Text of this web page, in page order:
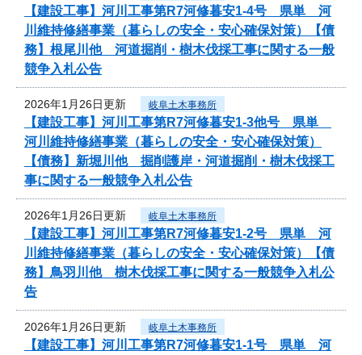
【建設工事】河川工事第R7河修暮安1-4号 県単 河
川維持修繕事業（暮らしの安全・安心確保対策）【債
務】根尾川他 河道掘削・樹木伐採工事に関する一般
競争入札公告
2026年1月26日更新 岐阜土木事務所
【建設工事】河川工事第R7河修暮安1-3他号 県単
河川維持修繕事業（暮らしの安全・安心確保対策）
【債務】新堀川他 掘削護岸・河道掘削・樹木伐採工
事に関する一般競争入札公告
2026年1月26日更新 岐阜土木事務所
【建設工事】河川工事第R7河修暮安1-2号 県単 河
川維持修繕事業（暮らしの安全・安心確保対策）【債
務】鳥羽川他 樹木伐採工事に関する一般競争入札公
告
2026年1月26日更新 岐阜土木事務所
【建設工事】河川工事第R7河修暮安1-1号 県単 河